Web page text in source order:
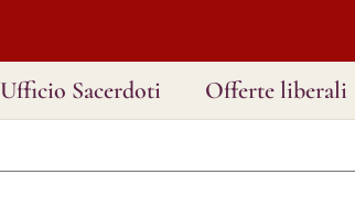
Ufficio Sacerdoti Offerte liberali